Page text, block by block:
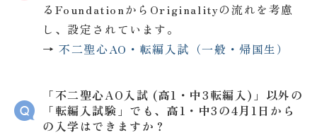
るFoundationからOriginalityの流れを考慮
し、設定されています。
→不二聖心AO・転編入試（一般・帰国生）
「不二聖心AO入試 (高1・中3転編入)」以外の
「転編入試験」でも、高1・中3の4月1日から
の入学はできますか？